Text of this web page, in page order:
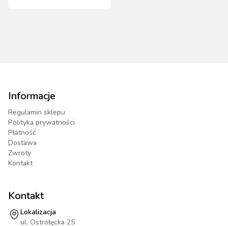
Informacje
Regulamin sklepu
Polityka prywatności
Płatność
Dostawa
Zwroty
Kontakt
Kontakt
Lokalizacja
ul. Ostrołęcka 25